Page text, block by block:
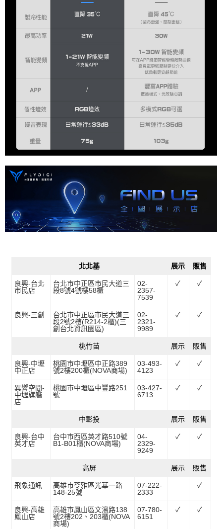
北北基 展示 販售
良興-台北
市民店
台北市中正區市民大道三
段8號4號樓58櫃
02-
2357-
7539
✓ ✓
良興-三創
台北市中正區市民大道三
段2號2樓(R214-2櫃)(三
創台北資訊園區)
02-
2321-
9989
✓ ✓
桃竹苗 展示 販售
良興-中壢
中正店
桃園市中壢區中正路389
號2樓200櫃(NOVA商場)
03-493-
4123
✓ ✓
異響空間-
中壢旗艦
店
桃園市中壢區中豐路251
號
03-427-
6713
✓ ✓
中彰投 展示 販售
良興-台中
英才店
台中市西區英才路510號
B1-B01櫃(NOVA商場)
04-
2329-
9249
✓ ✓
高屏 展示 販售
飛象通訊
高雄市苓雅區光華一路
148-25號
07-222-
2333
✓
良興-高雄
鳳山店
高雄市鳳山區文濱路138
號2樓202、203櫃(NOVA
商場)
07-780-
6151
✓ ✓